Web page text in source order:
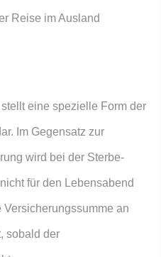
Reise im Ausland
eine spezielle Form der
Im Gegensatz zur
wird bei der Ster­be­
für den Lebensabend
an
sobald der